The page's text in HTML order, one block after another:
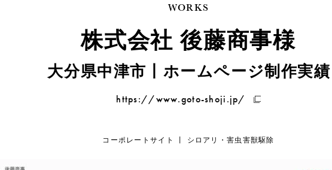
WORKS
株式会社 後藤商事様
大分県中津市丨ホームページ制作実績
https://www.goto-shoji.jp/
コーポレートサイト 丨 シロアリ・害虫害獣駆除